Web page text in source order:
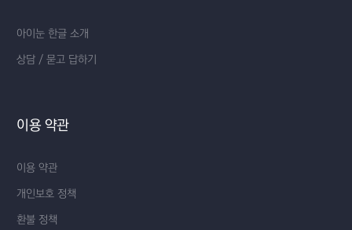
아이눈 한글 소개
상담 / 묻고 답하기
이용 약관
이용 약관
개인보호 정책
환불 정책